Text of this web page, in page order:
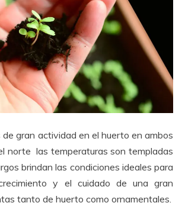
de gran actividad en el huerto en ambos
norte las temperaturas son templadas
brindan las condiciones ideales para
y el cuidado de una gran
tanto de huerto como ornamentales.